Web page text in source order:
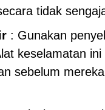
tidak
: Gunakan
keselamatan
sebelum